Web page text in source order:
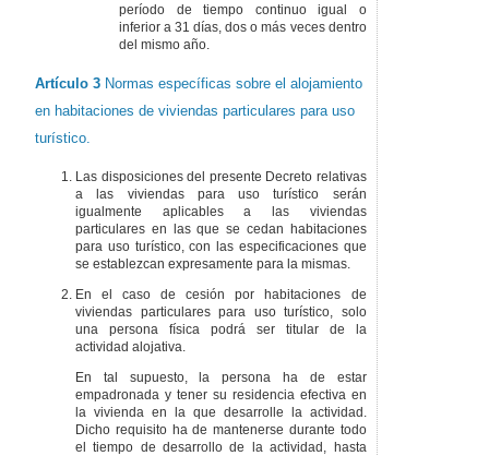
período de tiempo continuo igual o
inferior a 31 días, dos o más veces dentro
del mismo año.
Artículo 3 Normas específicas sobre el alojamiento
en habitaciones de viviendas particulares para uso
turístico.
Las disposiciones del presente Decreto relativas
a las viviendas para uso turístico serán
igualmente aplicables a las viviendas
particulares en las que se cedan habitaciones
para uso turístico, con las especificaciones que
se establezcan expresamente para la mismas.
En el caso de cesión por habitaciones de
viviendas particulares para uso turístico, solo
una persona física podrá ser titular de la
actividad alojativa.
En tal supuesto, la persona ha de estar
empadronada y tener su residencia efectiva en
la vivienda en la que desarrolle la actividad.
Dicho requisito ha de mantenerse durante todo
el tiempo de desarrollo de la actividad, hasta